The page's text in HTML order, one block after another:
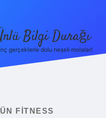
Bilgi Durağı
gerçeklerle dolu neşeli molalar!
FITNESS